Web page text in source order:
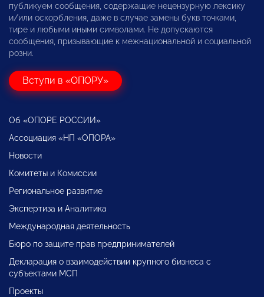
публикуем сообщения, содержащие нецензурную лексику
и/или оскорбления, даже в случае замены букв точками,
тире и любыми иными символами. Не допускаются
сообщения, призывающие к межнациональной и социальной
розни.
Вступи в «ОПОРУ»
Об «ОПОРЕ РОССИИ»
Ассоциация «НП «ОПОРА»
Новости
Комитеты и Комиссии
Региональное развитие
Экспертиза и Аналитика
Международная деятельность
Бюро по защите прав предпринимателей
Декларация о взаимодействии крупного бизнеса с
субъектами МСП
Проекты